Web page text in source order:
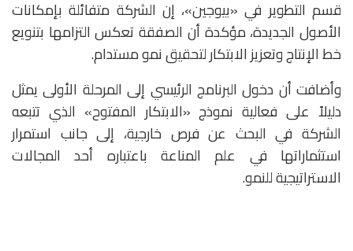
قسم التطوير في «بيوجين»، إن الشركة متفائلة بإمكانات
الأصول الجديدة، مؤكدة أن الصفقة تعكس التزامها بتنويع
خط الإنتاج وتعزيز الابتكار لتحقيق نمو مستدام.
وأضافت أن دخول البرنامج الرئيسي إلى المرحلة الأولى يمثل
دليلاً على فعالية نموذج «الابتكار المفتوح» الذي تتبعه
الشركة في البحث عن فرص خارجية، إلى جانب استمرار
استثماراتها في علم المناعة باعتباره أحد المجالات
الاستراتيجية للنمو.